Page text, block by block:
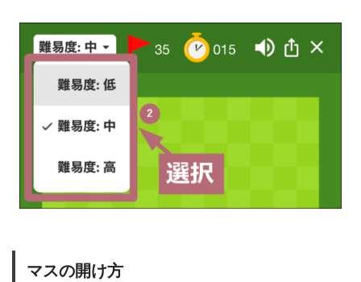
マスの開け方